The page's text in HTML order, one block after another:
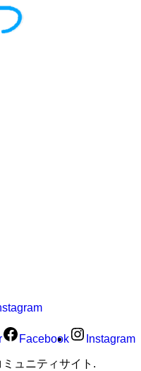
Facebook Instagram
ュニティサイト.